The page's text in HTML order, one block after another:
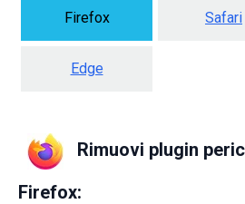
Firefox Safari
Edge
Rimuovi plugin
Firefox: